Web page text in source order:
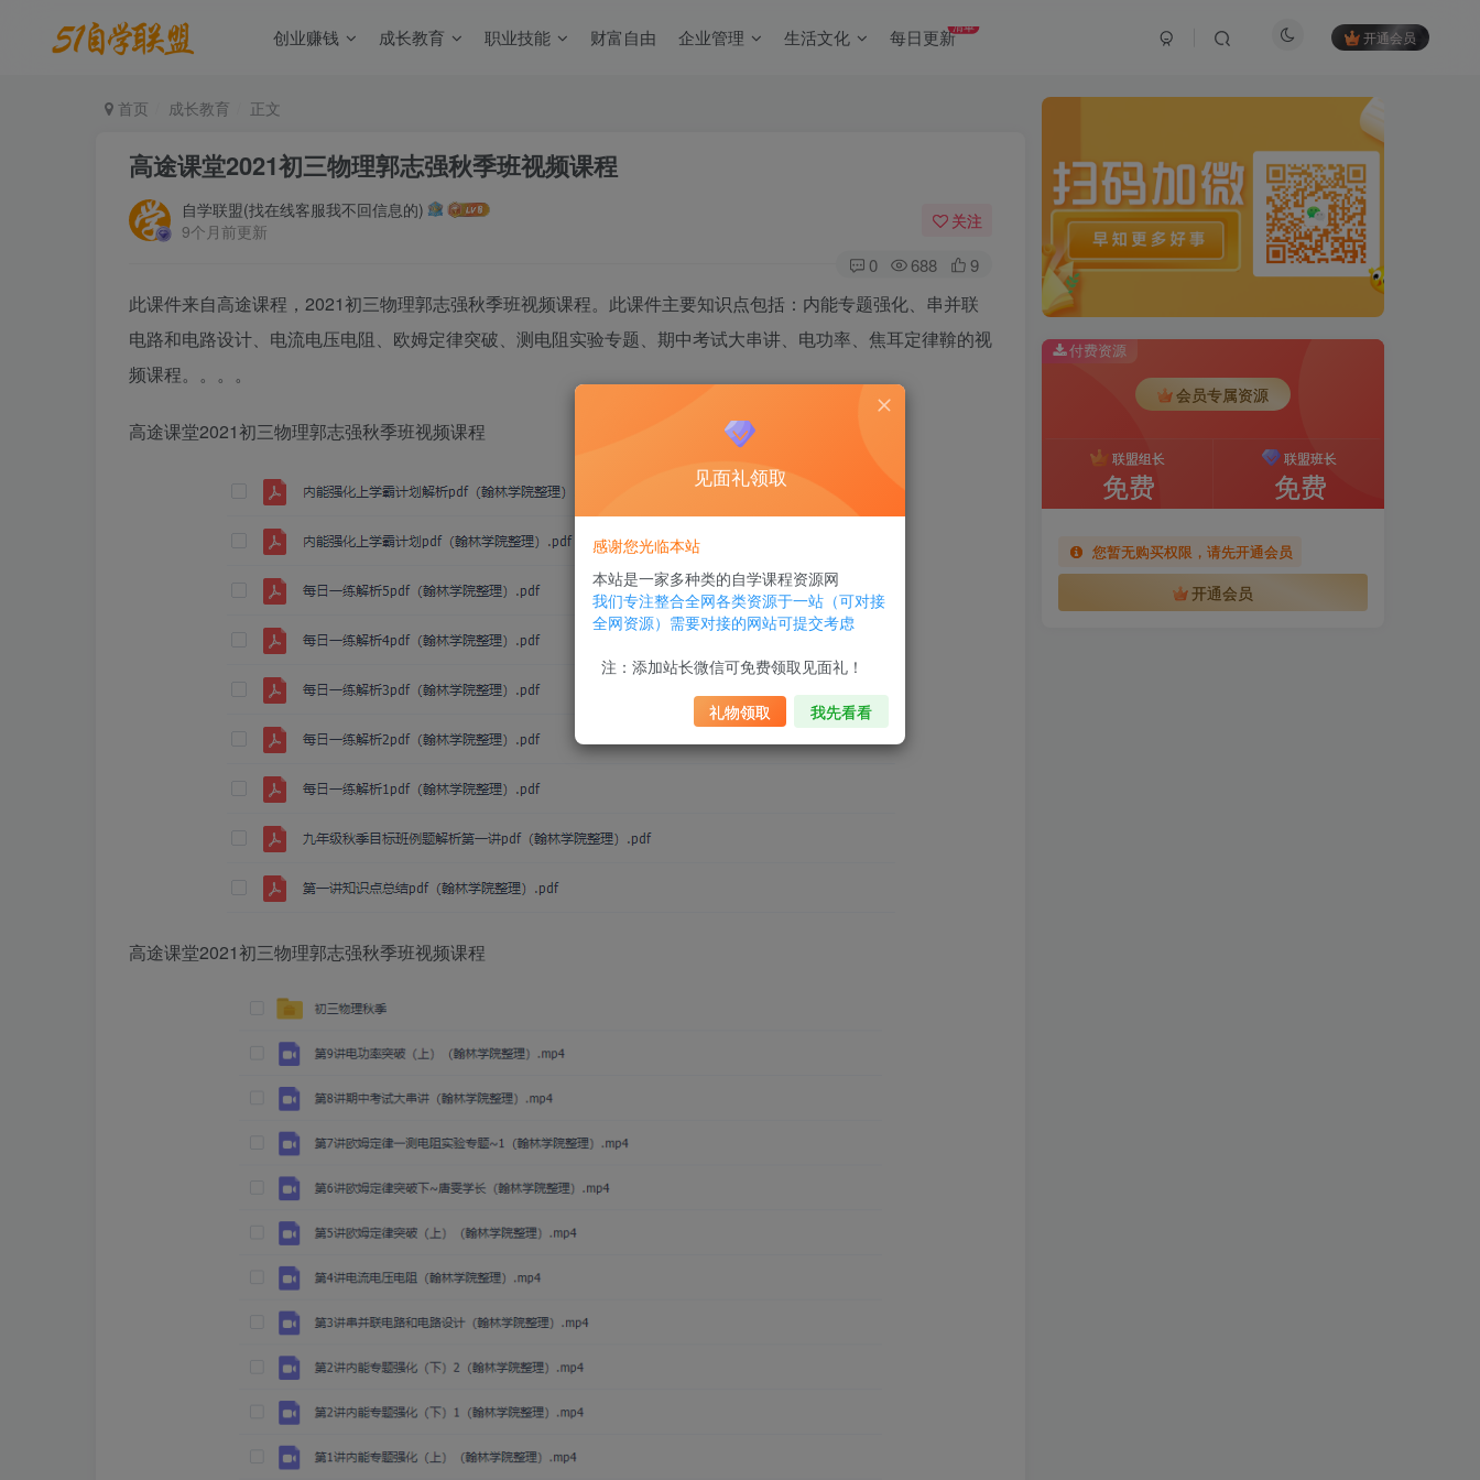
创业赚钱 成长教育 职业技能 财富自由 企业管理 生活文化 每日更新清单
开通会员
首页 成长教育 正文
高途课堂2021初三物理郭志强秋季班视频课程
自学联盟(找在线客服我不回信息的)
9个月前更新
关注
0 688 9
此课件来自高途课程，2021初三物理郭志强秋季班视频课程。此课件主要知识点包括：内能专题强化、串并联
电路和电路设计、电流电压电阻、欧姆定律突破、测电阻实验专题、期中考试大串讲、电功率、焦耳定律鞥的视
频课程。。。。
高途课堂2021初三物理郭志强秋季班视频课程
高途课堂2021初三物理郭志强秋季班视频课程
付费资源
会员专属资源
联盟组长
免费
联盟班长
免费
您暂无购买权限，请先开通会员
开通会员
见面礼领取
感谢您光临本站
本站是一家多种类的自学课程资源网
我们专注整合全网各类资源于一站（可对接
全网资源）需要对接的网站可提交考虑
注：添加站长微信可免费领取见面礼！
礼物领取 我先看看